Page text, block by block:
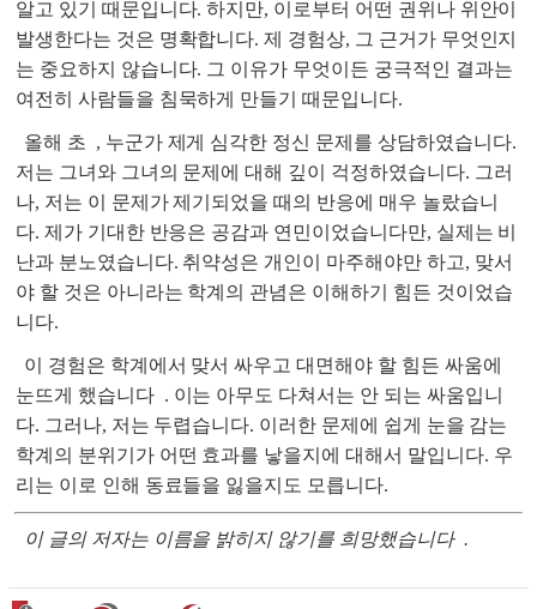
알고 있기 때문입니다. 하지만, 이로부터 어떤 권위나 위안이
발생한다는 것은 명확합니다. 제 경험상, 그 근거가 무엇인지
는 중요하지 않습니다. 그 이유가 무엇이든 궁극적인 결과는
여전히 사람들을 침묵하게 만들기 때문입니다.
올해 초 , 누군가 제게 심각한 정신 문제를 상담하였습니다.
저는 그녀와 그녀의 문제에 대해 깊이 걱정하였습니다. 그러
나, 저는 이 문제가 제기되었을 때의 반응에 매우 놀랐습니
다. 제가 기대한 반응은 공감과 연민이었습니다만, 실제는 비
난과 분노였습니다. 취약성은 개인이 마주해야만 하고, 맞서
야 할 것은 아니라는 학계의 관념은 이해하기 힘든 것이었습
니다.
이 경험은 학계에서 맞서 싸우고 대면해야 할 힘든 싸움에
눈뜨게 했습니다 . 이는 아무도 다쳐서는 안 되는 싸움입니
다. 그러나, 저는 두렵습니다. 이러한 문제에 쉽게 눈을 감는
학계의 분위기가 어떤 효과를 낳을지에 대해서 말입니다. 우
리는 이로 인해 동료들을 잃을지도 모릅니다.
이 글의 저자는 이름을 밝히지 않기를 희망했습니다 .